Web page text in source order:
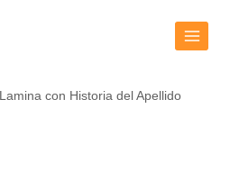
Lamina con Historia del Apellido